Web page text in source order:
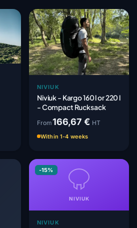
NIVIUK
Niviuk - Kargo 160 l or 220 l
- Compact Rucksack
From166,67 € HT
Within 1-4 weeks
NIVIUK
-15%
NIVIUK